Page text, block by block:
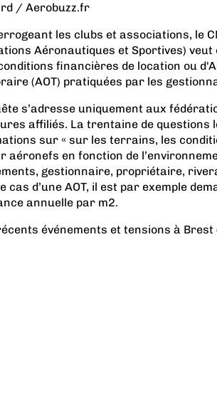
/ Aerobuzz.fr
les clubs et associations, le
Aéronautiques et Sportives)
financières de location ou
(AOT) pratiquées par les
s’adresse uniquement aux
affiliés. La trentaine de questions
sur « sur les terrains, les
aéronefs en fonction de
gestionnaire, propriétaire,
cas d’une AOT, il est par exemple
annuelle par m2.
événements et tensions à Brest